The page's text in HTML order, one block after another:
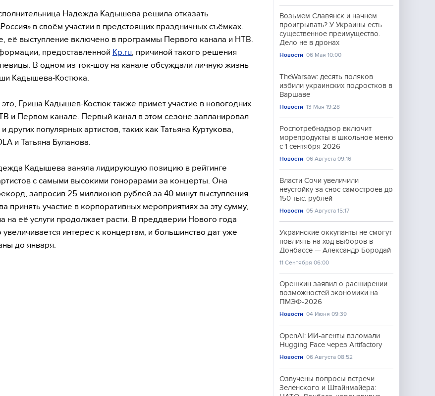
Надежда Кадышева решила отказать
в своём участии в предстоящих праздничных съёмках.
её выступление включено в программы Первого канала и НТВ.
предоставленной Kp.ru , причиной такого решения
В одном из ток-шоу на канале обсуждали личную жизнь
Кадышева-Костюка.
Гриша Кадышев-Костюк также примет участие в новогодних
и Первом канале. Первый канал в этом сезоне запланировал
других популярных артистов, таких как Татьяна Куртукова,
и Татьяна Буланова.
Кадышева заняла лидирующую позицию в рейтинге
с самыми высокими гонорарами за концерты. Она
запросив 25 миллионов рублей за 40 минут выступления.
принять участие в корпоративных мероприятиях за эту сумму,
на её услуги продолжает расти. В преддверии Нового года
увеличивается интерес к концертам, и большинство дат уже
до января.
Возьмём Славянск и начнём
проигрывать? У Украины есть
существенное преимущество.
Дело не в дронах
Новости 06 Мая 10:00
TheWarsaw: десять поляков
избили украинских подростков в
Варшаве
Новости 13 Мая 19:28
Роспотребнадзор включит
морепродукты в школьное меню
с 1 сентября 2026
Новости 06 Августа 09:16
Власти Сочи увеличили
неустойку за снос самостроев до
150 тыс. рублей
Новости 05 Августа 15:17
Украинские оккупанты не смогут
повлиять на ход выборов в
Донбассе — Александр Бородай
11 Сентября 06:00
Орешкин заявил о расширении
возможностей экономики на
ПМЭФ-2026
Новости 04 Июня 09:39
OpenAI: ИИ-агенты взломали
Hugging Face через Artifactory
Новости 06 Августа 08:52
Озвучены вопросы встречи
Зеленского и Штайнмайера: